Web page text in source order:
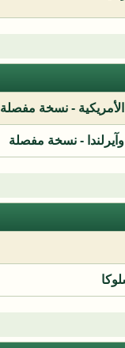
الأمريكية - نسخة مفصلة
- نسخة مفصلة